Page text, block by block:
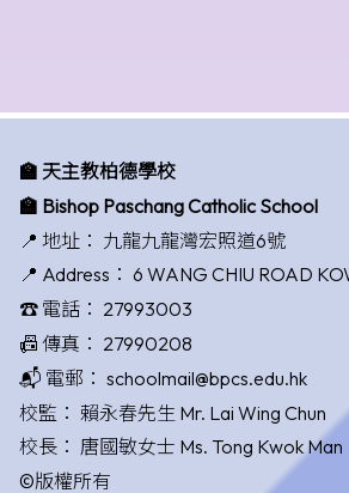
🏫 天主教柏德學校
🏫 Bishop Paschang Catholic School
📍 地址： 九龍九龍灣宏照道6號
📍 Address： 6 WANG CHIU ROAD
☎️ 電話： 27993003
📠 傳真： 27990208
📬 電郵： schoolmail@bpcs.edu.hk
校監： 賴永春先生 Mr. Lai Wing Chun
校長： 唐國敏女士 Ms. Tong Kwok Man
©版權所有